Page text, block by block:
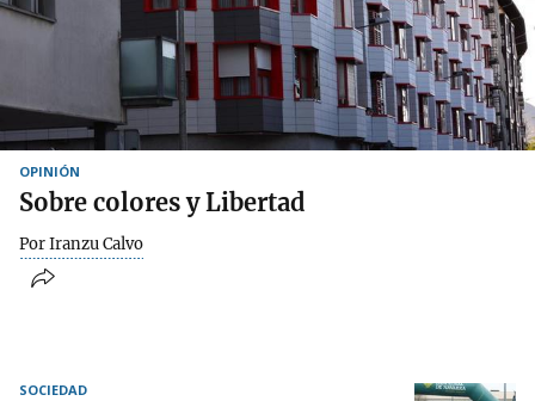
OPINIÓN
Sobre colores y Libertad
Por Iranzu Calvo
SOCIEDAD